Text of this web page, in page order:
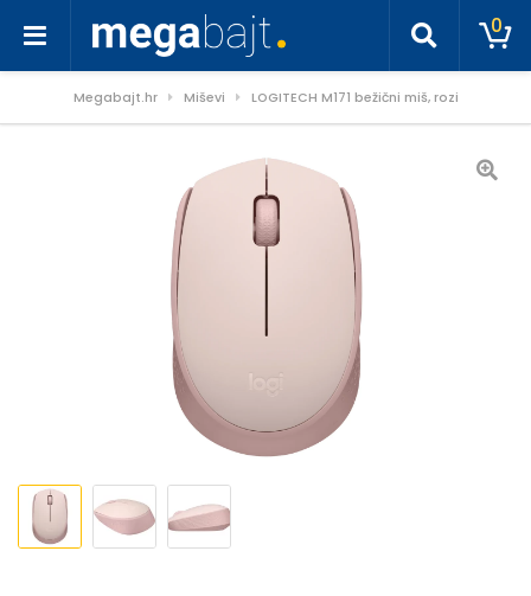
0
Megabajt.hr Miševi LOGITECH M171 bežični miš, rozi